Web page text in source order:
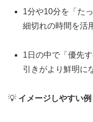
1分や10分を「た
細切れの時間を活
1日の中で「優先
引きがより鮮明に
💡 イメージしやすい例